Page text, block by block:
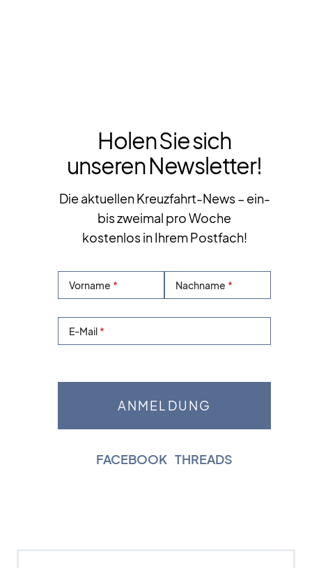
Holen Sie sich
unseren Newsletter!
Die aktuellen Kreuzfahrt-News – ein-
bis zweimal pro Woche
kostenlos in Ihrem Postfach!
Vorname Nachname
E-Mail
FACEBOOK THREADS